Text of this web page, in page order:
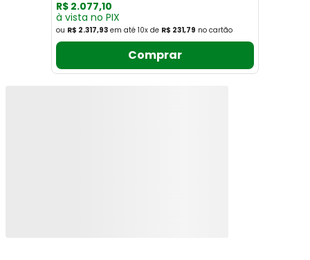
R$ 2.077,10
à vista no PIX
ou R$ 2.317,93 em até 10x de R$ 231,79 no cartão
Comprar